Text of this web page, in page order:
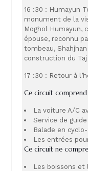
16 :30 : Humayun
monument de la
Moghol Humayun,
épouse, reconnu
tombeau,
construction du Taj
17 :30 : Retour à
Ce circuit comprend
La voiture A/C
Service de
Balade en
Les entrées
Ce circuit ne
Les boissons et